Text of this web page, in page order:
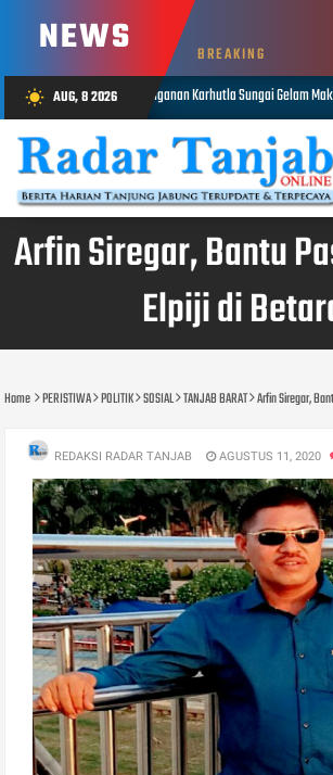
NEWS BREAKING
wb_sunny AUG, 8 2026
Karhutla Sungai Gelam Maksimal AUG 08, 2026
Arfin Siregar, Bantu
Elpiji di
Home PERISTIWA POLITIK SOSIAL TANJAB BARAT Arfin Siregar,
REDAKSI RADAR TANJAB AGUSTUS 11, 2020